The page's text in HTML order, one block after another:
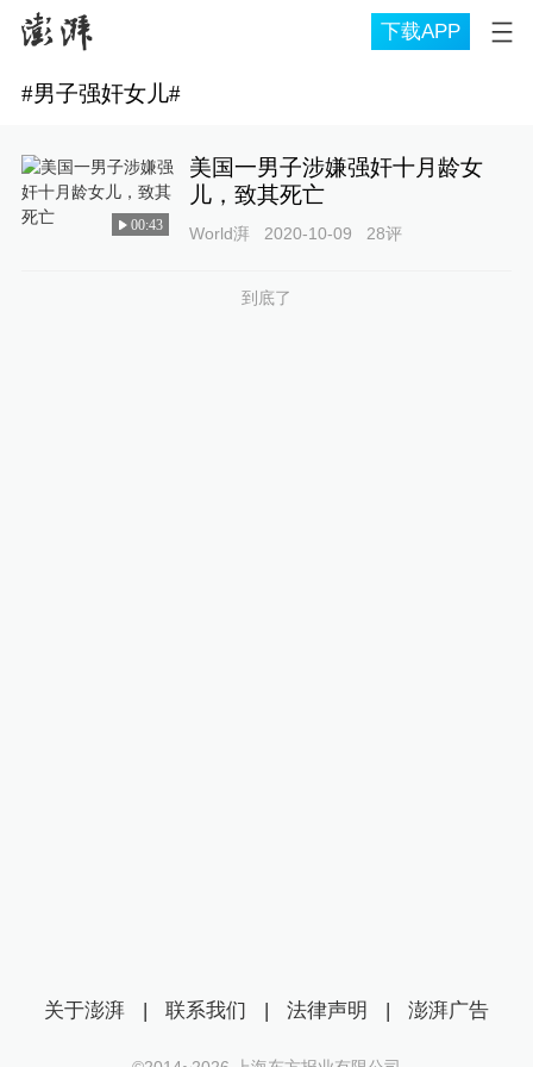
下载APP
#男子强奸女儿#
00:43
美国一男子涉嫌强奸十月龄女
儿，致其死亡
World湃 2020-10-09 28评
到底了
关于澎湃 | 联系我们 | 法律声明 | 澎湃广告